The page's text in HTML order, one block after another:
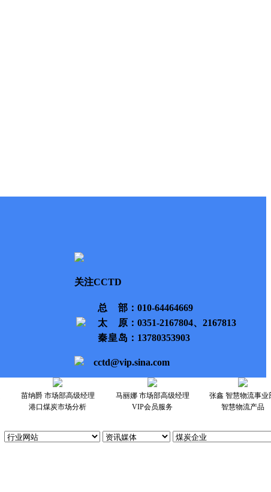
关注CCTD
总部 ：010-64464669
太原 ：0351-2167804、2167813
秦皇岛 ：13780353903
cctd@vip.sina.com
苗纳爵 市场部高级经理
港口煤炭市场分析
马丽娜 市场部高级经理
VIP会员服务
张鑫 智慧物流事业
智慧物流产品